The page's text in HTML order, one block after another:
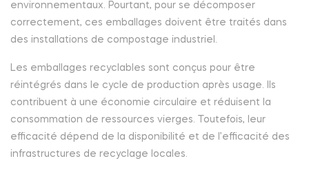
environnementaux. Pourtant, pour se décomposer
correctement, ces emballages doivent être traités dans
des installations de compostage industriel.
Les emballages recyclables sont conçus pour être
réintégrés dans le cycle de production après usage. Ils
contribuent à une économie circulaire et réduisent la
consommation de ressources vierges. Toutefois, leur
efficacité dépend de la disponibilité et de l’efficacité des
infrastructures de recyclage locales.